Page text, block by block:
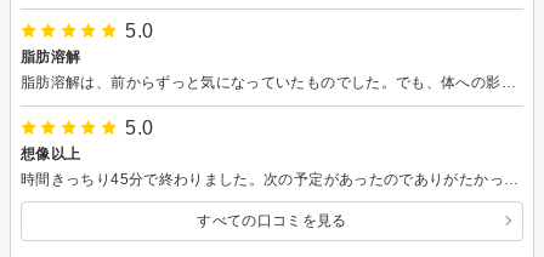
5.0
脂肪溶解
5.0
想像以上
すべての口コミを見る